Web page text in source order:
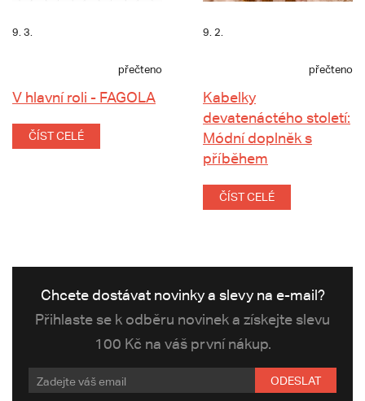
9. 3.
přečteno
V hlavní roli - FAGOLA
ČÍST CELÉ
9. 2.
přečteno
Kabelky
devatenáctého století:
Módní doplněk s
příběhem
ČÍST CELÉ
Chcete dostávat novinky a slevy na e-mail?
Přihlaste se k odběru novinek a získejte slevu
100 Kč na váš první nákup.
ODESLAT